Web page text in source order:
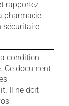
rapportez
pharmacie
sécuritaire.
condition
Ce document
Il ne doit